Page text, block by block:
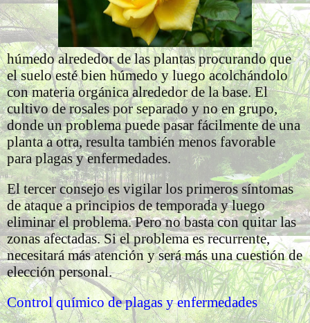
húmedo alrededor de las plantas procurando que
el suelo esté bien húmedo y luego acolchándolo
con materia orgánica alrededor de la base. El
cultivo de rosales por separado y no en grupo,
donde un problema puede pasar fácilmente de una
planta a otra, resulta también menos favorable
para plagas y enfermedades.
El tercer consejo es vigilar los primeros síntomas
de ataque a principios de temporada y luego
eliminar el problema. Pero no basta con quitar las
zonas afectadas. Si el problema es recurrente,
necesitará más atención y será más una cuestión de
elección personal.
Control químico de plagas y enfermedades